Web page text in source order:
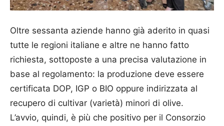
Oltre sessanta aziende hanno già aderito in quasi
tutte le regioni italiane e altre ne hanno fatto
richiesta, sottoposte a una precisa valutazione in
base al regolamento: la produzione deve essere
certificata DOP, IGP o BIO oppure indirizzata al
recupero di cultivar (varietà) minori di olive.
L’avvio, quindi, è più che positivo per il Consorzio